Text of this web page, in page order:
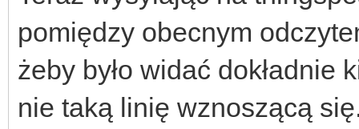
pomiędzy obecnym
żeby było widać
nie taką linię wznoszącą